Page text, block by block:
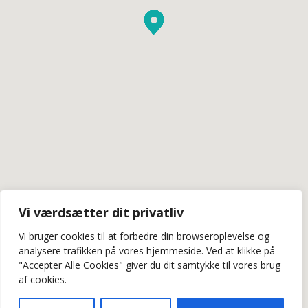
Vi værdsætter dit privatliv
Vi bruger cookies til at forbedre din browseroplevelse og
analysere trafikken på vores hjemmeside. Ved at klikke på
"Accepter Alle Cookies" giver du dit samtykke til vores brug
af cookies.